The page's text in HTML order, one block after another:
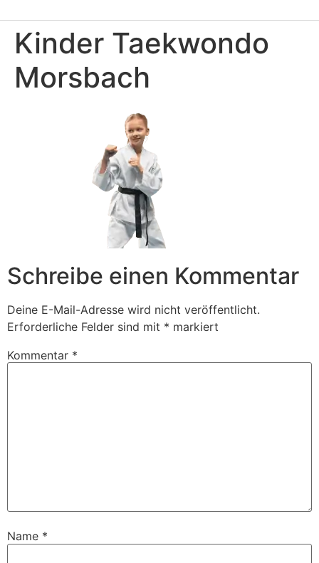
Kinder Taekwondo
Morsbach
Schreibe einen Kommentar
Deine E-Mail-Adresse wird nicht veröffentlicht.
Erforderliche Felder sind mit * markiert
Kommentar *
Name *